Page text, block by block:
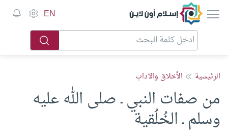
إسلام أون لاين EN
الرئيسية الأخلاق والآداب
من صفات النبي ـ صلى الله عليه
وسلم ـ الخُلُقية